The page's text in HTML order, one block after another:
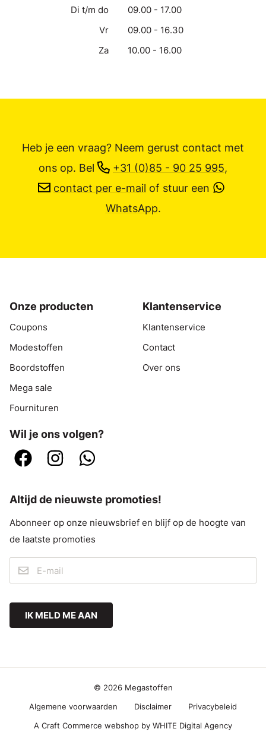
Di t/m do
09.00 - 17.00
Vr
09.00 - 16.30
Za
10.00 - 16.00
Heb je een vraag? Neem gerust contact met
ons op. Bel +31 (0)85 - 90 25 995,
contact per e-mail of stuur een
WhatsApp.
Onze producten
Coupons
Modestoffen
Boordstoffen
Mega sale
Fournituren
Klantenservice
Klantenservice
Contact
Over ons
Wil je ons volgen?
Altijd de nieuwste promoties!
Abonneer op onze nieuwsbrief en blijf op de hoogte van
de laatste promoties
IK MELD ME AAN
© 2026 Megastoffen
A Craft Commerce webshop by WHITE Digital Agency
Algemene voorwaarden Disclaimer Privacybeleid